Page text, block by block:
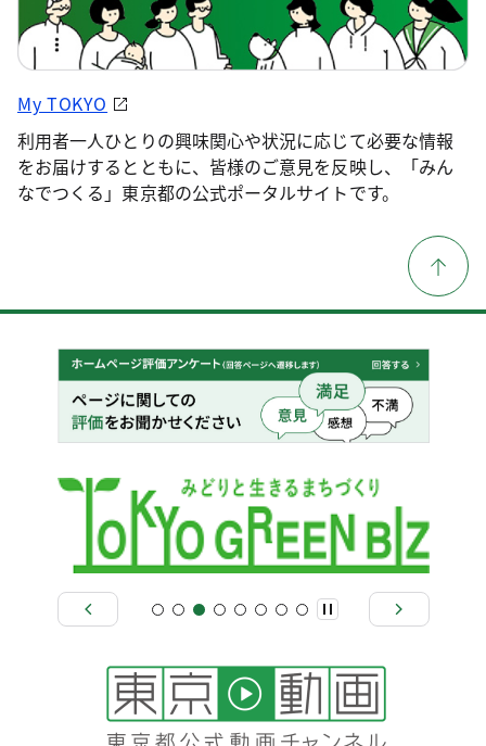
My TOKYO
利用者一人ひとりの興味関心や状況に応じて必要な情報
をお届けするとともに、皆様のご意見を反映し、「みん
なでつくる」東京都の公式ポータルサイトです。